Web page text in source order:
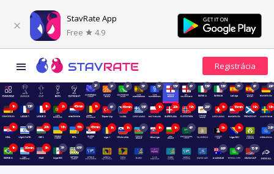
StavRate App
Free
4.9
2P 2P 2P 3P 3P 13P 6P 13P 13P 7P 6P 20P
1h 13P 1h 2h 45min 1h 6P 45min 13P 1h 20h 19h 20P 1h 15min 19h 18h
1h 13P 20h 16h 15h 45min 1h 1h 6P 1h 1h 4P 5h 1h 38P
1h 30min 3h 7P 47P 68P 4P 151P